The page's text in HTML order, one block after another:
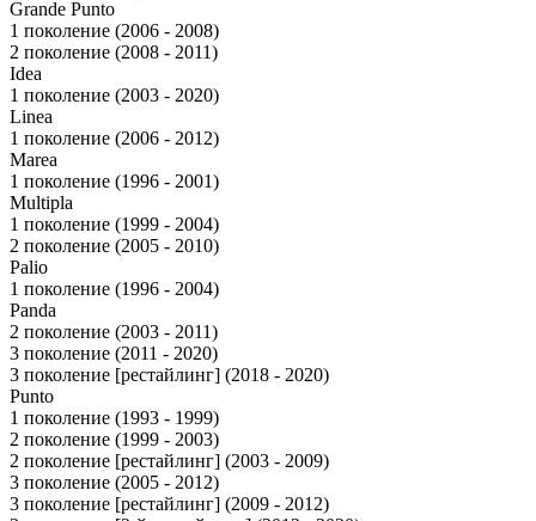
Grande Punto
1 поколение (2006 - 2008)
2 поколение (2008 - 2011)
Idea
1 поколение (2003 - 2020)
Linea
1 поколение (2006 - 2012)
Marea
1 поколение (1996 - 2001)
Multipla
1 поколение (1999 - 2004)
2 поколение (2005 - 2010)
Palio
1 поколение (1996 - 2004)
Panda
2 поколение (2003 - 2011)
3 поколение (2011 - 2020)
3 поколение [рестайлинг] (2018 - 2020)
Punto
1 поколение (1993 - 1999)
2 поколение (1999 - 2003)
2 поколение [рестайлинг] (2003 - 2009)
3 поколение (2005 - 2012)
3 поколение [рестайлинг] (2009 - 2012)